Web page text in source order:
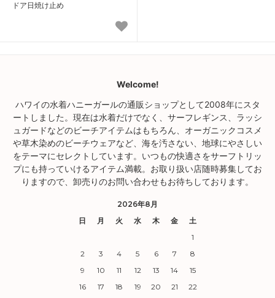
ドア日焼け止め
Welcome!
ハワイの水着ハニーガールの通販ショップとして2008年にスタ
ートしました。現在は水着だけでなく、サーフレギンス、ラッシ
ュガードなどのビーチアイテムはもちろん、オーガニックコスメ
や草木染めのビーチウェアなど、海を汚さない、地球にやさしい
をテーマにセレクトしています。いつもの快適さをサーフトリッ
プにも持っていけるアイテム満載。お取り扱い店随時募集してお
りますので、卸売りのお問い合わせもお待ちしております。
2026年8月
日
月 火 水 木 金
土
1
2
3 4 5 6 7
8
9
10 11 12 13 14
15
16
17 18 19 20 21
22